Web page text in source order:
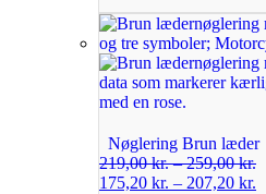
Nøglering Brun læder
219,00kr.–259,00kr.
175,20 kr. – 207,20 kr.